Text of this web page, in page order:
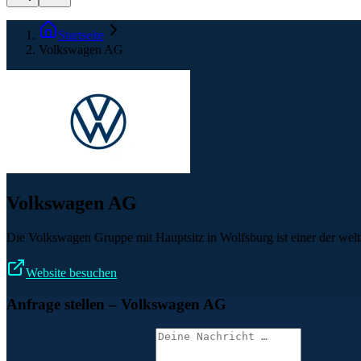
Startseite
Volkswagen AG
Volkswagen AG
Die Volkswagen Gruppe mit Hauptsitz in Wolfsburg ist einer der
Website besuchen
Anfrage stellen – Volkswagen AG